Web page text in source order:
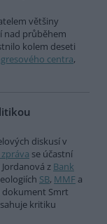
většiny
nad průběhem
kolem deseti
centra,
diskusí v
zpráva se účastní
z Bank
SB, MMF a
dokument Smrt
kritiku